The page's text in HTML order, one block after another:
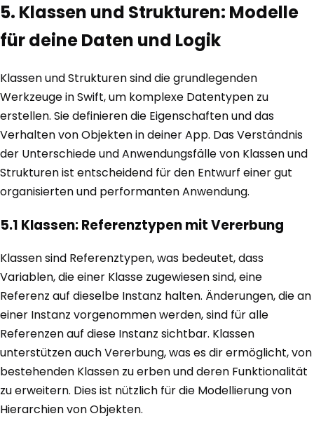
5. Klassen und Strukturen: Modelle
für deine Daten und Logik
Klassen und Strukturen sind die grundlegenden
Werkzeuge in Swift, um komplexe Datentypen zu
erstellen. Sie definieren die Eigenschaften und das
Verhalten von Objekten in deiner App. Das Verständnis
der Unterschiede und Anwendungsfälle von Klassen und
Strukturen ist entscheidend für den Entwurf einer gut
organisierten und performanten Anwendung.
5.1 Klassen: Referenztypen mit Vererbung
Klassen sind Referenztypen, was bedeutet, dass
Variablen, die einer Klasse zugewiesen sind, eine
Referenz auf dieselbe Instanz halten. Änderungen, die an
einer Instanz vorgenommen werden, sind für alle
Referenzen auf diese Instanz sichtbar. Klassen
unterstützen auch Vererbung, was es dir ermöglicht, von
bestehenden Klassen zu erben und deren Funktionalität
zu erweitern. Dies ist nützlich für die Modellierung von
Hierarchien von Objekten.